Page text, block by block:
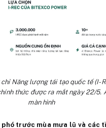
Năng lượng tái tạo quốc tế (I-
thức được ra mắt ngày 22/5.
màn hình
phó trước mùa mưa lũ và các